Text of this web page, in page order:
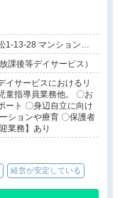
1-13-28 マンション西
課後等デイサービス）
イサービスにおけるリ
童指導員業務他。 〇お
ート 〇身辺自立に向け
ションや療育 〇保護者
業務】あり
経営が安定している